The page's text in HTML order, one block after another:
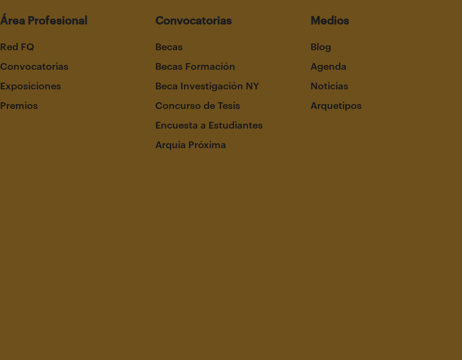
Área Profesional
Red FQ
Convocatorias
Exposiciones
Premios
Convocatorias
Becas
Becas Formación
Beca Investigación NY
Concurso de Tesis
Encuesta a Estudiantes
Arquia Próxima
Medios
Blog
Agenda
Noticias
Arquetipos